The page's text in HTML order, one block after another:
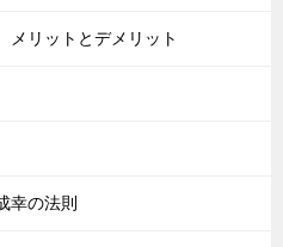
メリットとデメリット
幸の法則